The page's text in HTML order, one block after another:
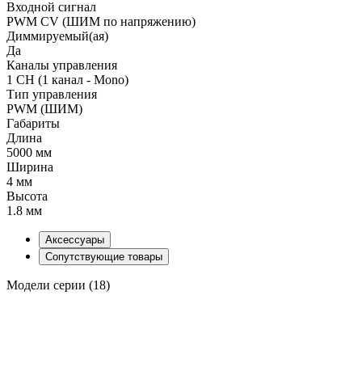
Входной сигнал
PWM СV (ШИМ по напряжению)
Диммируемый(ая)
Да
Каналы управления
1 CH (1 канал - Mono)
Тип управления
PWM (ШИМ)
Габариты
Длина
5000 мм
Ширина
4 мм
Высота
1.8 мм
Аксессуары
Сопутствующие товары
Модели серии (18)